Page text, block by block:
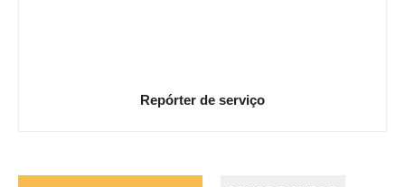
Repórter de serviço